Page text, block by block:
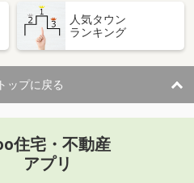
人気タウン
ランキング
ップに戻る
住宅・不動産
アプリ